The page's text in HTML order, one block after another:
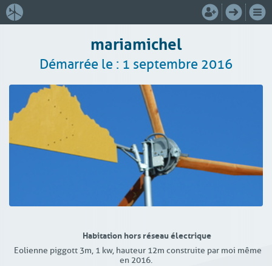
mariamichel
Démarrée le : 1 septembre 2016
Habitation hors réseau électrique
Eolienne piggott 3m, 1 kw, hauteur 12m construite par moi même
en 2016.